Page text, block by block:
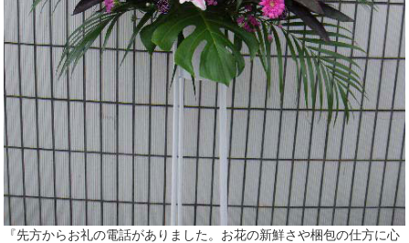
『先方からお礼の電話がありました。お花の新鮮さや梱包の仕方に心